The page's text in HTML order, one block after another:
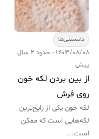
دانستنی‌ها
1403/08/08 - حدود 2 سال
پیش
از بین بردن لکه خون
روی فرش
لکه خون یکی از رایج‌ترین
لکه‌هایی است که ممکن
است...